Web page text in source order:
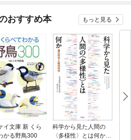
おすすめ本 もっと見る
イ文庫 新 くら
かる野鳥300
科学から見た人間の
〈多様性〉とは何か―